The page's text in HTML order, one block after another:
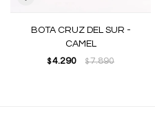
BOTA CRUZ DEL SUR -
CAMEL
$ 4.290 $7.890